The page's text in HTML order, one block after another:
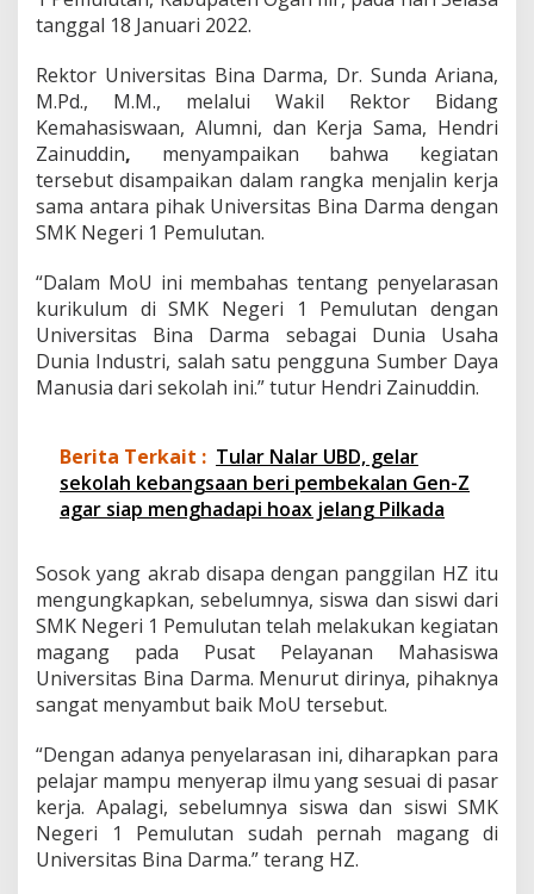
r
d
a
n
S
M
K
N
r
i
P
e
m
u
t
a
a
n
d
a
T
a
n
n
M
o
U
tanggal 18 Januari 2022.
Rektor Universitas Bina Darma, Dr. Sunda Ariana,
M.Pd., M.M., melalui Wakil Rektor Bidang
Kemahasiswaan, Alumni, dan Kerja Sama, Hendri
Zainuddin, menyampaikan bahwa kegiatan
tersebut disampaikan dalam rangka menjalin kerja
sama antara pihak Universitas Bina Darma dengan
SMK Negeri 1 Pemulutan.
“Dalam MoU ini membahas tentang penyelarasan
kurikulum di SMK Negeri 1 Pemulutan dengan
Universitas Bina Darma sebagai Dunia Usaha
Dunia Industri, salah satu pengguna Sumber Daya
Manusia dari sekolah ini.” tutur Hendri Zainuddin.
Berita Terkait : Tular Nalar UBD, gelar
sekolah kebangsaan beri pembekalan Gen-Z
agar siap menghadapi hoax jelang Pilkada
Sosok yang akrab disapa dengan panggilan HZ itu
mengungkapkan, sebelumnya, siswa dan siswi dari
SMK Negeri 1 Pemulutan telah melakukan kegiatan
magang pada Pusat Pelayanan Mahasiswa
Universitas Bina Darma. Menurut dirinya, pihaknya
sangat menyambut baik MoU tersebut.
“Dengan adanya penyelarasan ini, diharapkan para
pelajar mampu menyerap ilmu yang sesuai di pasar
kerja. Apalagi, sebelumnya siswa dan siswi SMK
Negeri 1 Pemulutan sudah pernah magang di
Universitas Bina Darma.” terang HZ.